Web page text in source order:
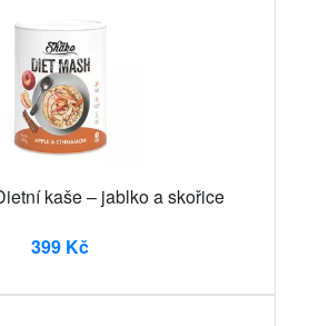
kaše – jablko a skořice
399 Kč